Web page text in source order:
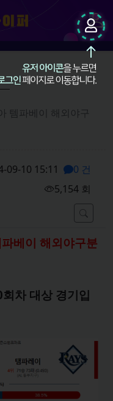
이어 알림
이어 알림이 없습니다.